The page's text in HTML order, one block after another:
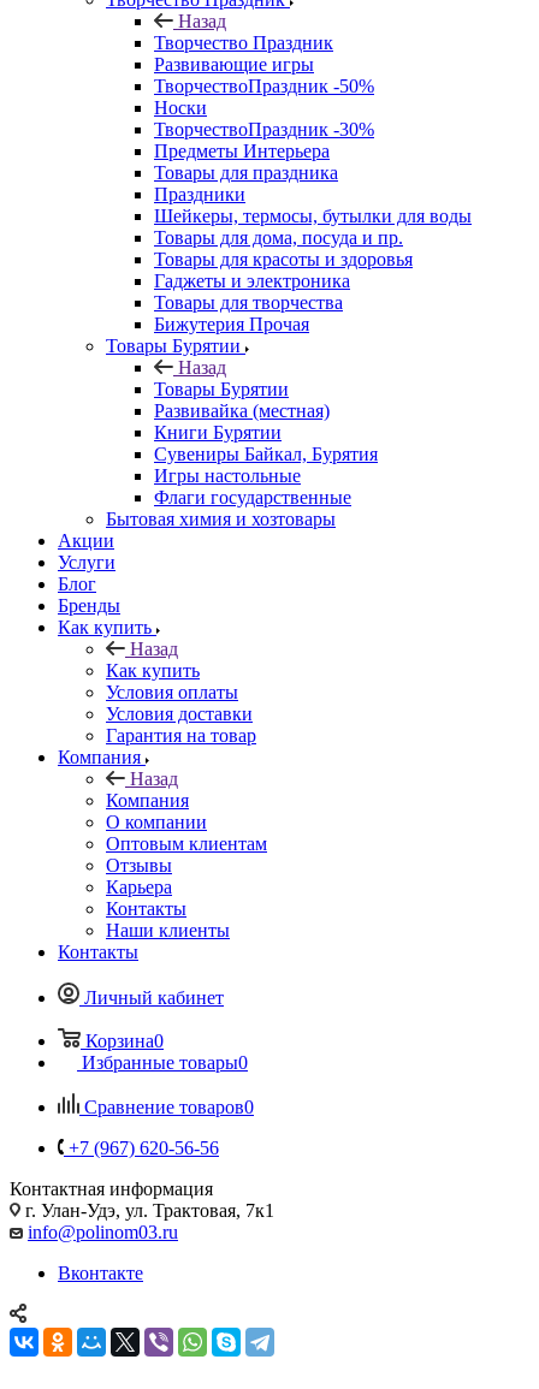
Назад
Творчество Праздник
Развивающие игры
ТворчествоПраздник -50%
Носки
ТворчествоПраздник -30%
Предметы Интерьера
Товары для праздника
Праздники
Шейкеры, термосы, бутылки для воды
Товары для дома, посуда и пр.
Товары для красоты и здоровья
Гаджеты и электроника
Товары для творчества
Бижутерия Прочая
Товары Бурятии
Назад
Товары Бурятии
Развивайка (местная)
Книги Бурятии
Сувениры Байкал, Бурятия
Игры настольные
Флаги государственные
Бытовая химия и хозтовары
Акции
Услуги
Блог
Бренды
Как купить
Назад
Как купить
Условия оплаты
Условия доставки
Гарантия на товар
Компания
Назад
Компания
О компании
Оптовым клиентам
Отзывы
Карьера
Контакты
Наши клиенты
Контакты
Личный кабинет
Корзина0
Избранные товары0
Сравнение товаров0
+7 (967) 620-56-56
Контактная информация
г. Улан-Удэ, ул. Трактовая, 7к1
info@polinom03.ru
Вконтакте